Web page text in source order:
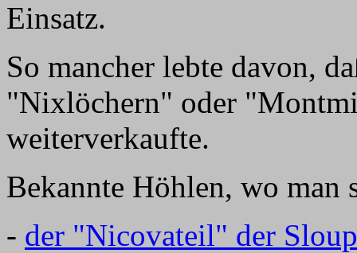
Einsatz.
So mancher lebte davon,
"Nixlöchern" oder
weiterverkaufte.
Bekannte Höhlen, wo man
- der "Nicovateil" der